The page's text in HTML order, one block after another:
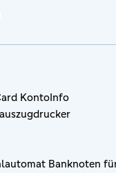
KontoInfo
Banknoten